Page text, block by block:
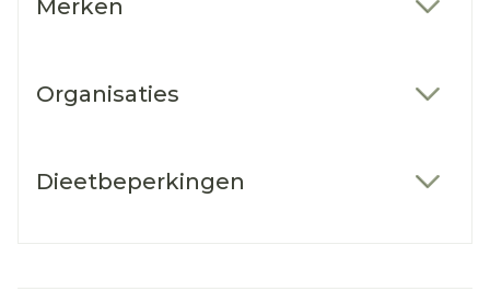
Merken
Organisaties
Dieetbeperkingen